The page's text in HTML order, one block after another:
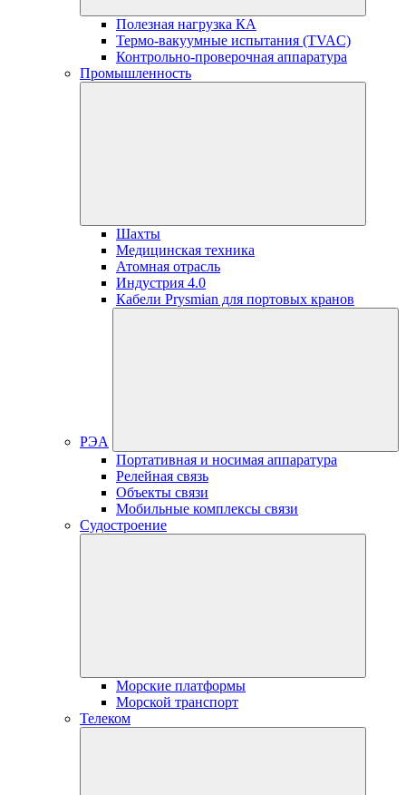
Полезная нагрузка КА
Термо-вакуумные испытания (TVAC)
Контрольно-проверочная аппаратура
Промышленность
Шахты
Медицинская техника
Атомная отрасль
Индустрия 4.0
Кабели Prysmian для портовых кранов
РЭА
Портативная и носимая аппаратура
Релейная связь
Объекты связи
Мобильные комплексы связи
Судостроение
Морские платформы
Морской транспорт
Телеком